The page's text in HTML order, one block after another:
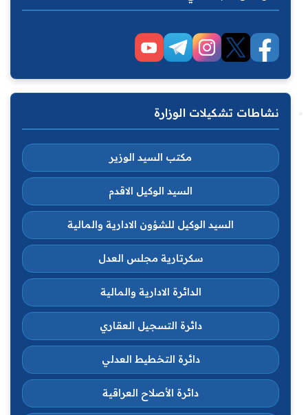
نشاطات تشكيلات الوزارة
مكتب السيد الوزير
السيد الوكيل الاقدم
السيد الوكيل للشؤون الادارية والمالية
سكرتارية مجلس العدل
الدائرة الادارية والمالية
دائرة التسجيل العقاري
دائرة التخطيط العدلي
دائرة الأصلاح العراقية